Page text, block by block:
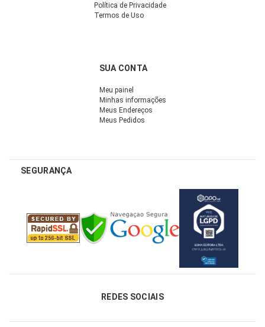
Política de Privacidade
Termos de Uso
SUA CONTA
Meu painel
Minhas informações
Meus Endereços
Meus Pedidos
SEGURANÇA
REDES SOCIAIS